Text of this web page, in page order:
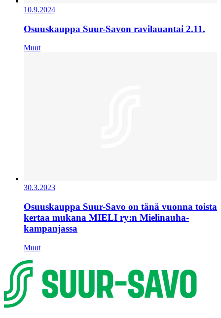
10.9.2024
Osuuskauppa Suur-Savon ravilauantai 2.11.
Muut
30.3.2023
Osuuskauppa Suur-Savo on tänä vuonna toista
kertaa mukana MIELI ry:n Mielinauha-
kampanjassa
Muut